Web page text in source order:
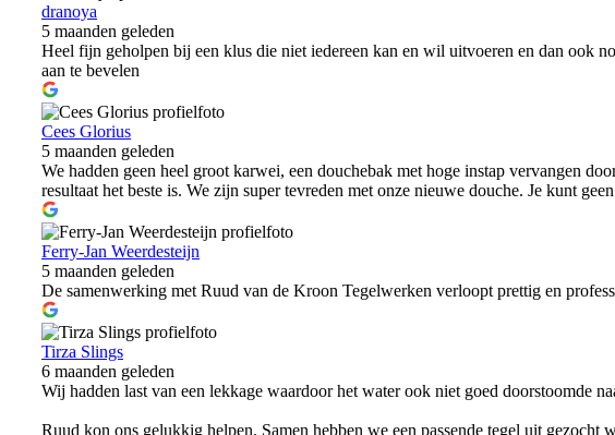
dranoya
5 maanden geleden
Heel fijn geholpen bij een klus die niet iedereen kan en wil uitvoeren en dan ook
aan te bevelen
Cees Glorius
5 maanden geleden
We hadden geen heel groot karwei, een douchebak met hoge instap vervangen
resultaat het beste is. We zijn super tevreden met onze nieuwe douche. Je kunt
Ferry-Jan Weerdesteijn
5 maanden geleden
De samenwerking met Ruud van de Kroon Tegelwerken verloopt prettig en
Tirza Slings
6 maanden geleden
Wij hadden last van een lekkage waardoor het water ook niet goed doorstoomde
Ruud kon ons gelukkig helpen. Samen hebben we een passende tegel uit